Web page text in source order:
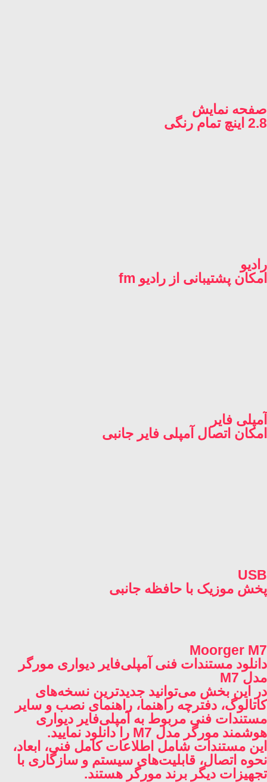
صفحه نمایش
2.8 اینچ تمام رنگی
رادیو
امکان پشتیبانی از رادیو fm
آمپلی فایر
امکان اتصال آمپلی فایر جانبی
USB
پخش موزیک با حافظه جانبی
Moorger M7
دانلود مستندات فنی آمپلی‌فایر دیواری مورگر
مدل M7
در این بخش می‌توانید جدیدترین نسخه‌های
کاتالوگ، دفترچه راهنما، راهنمای نصب و سایر
مستندات فنی مربوط به آمپلی‌فایر دیواری
هوشمند مورگر مدل M7 را دانلود نمایید.
این مستندات شامل اطلاعات کامل فنی، ابعاد،
نحوه اتصال، قابلیت‌های سیستم و سازگاری با
تجهیزات دیگر برند مورگر هستند.